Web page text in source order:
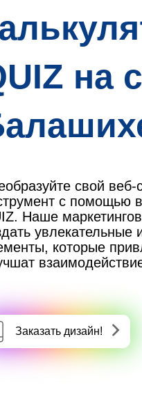
на
свой веб-
с помощью
Наше
которые
Заказать дизайн!